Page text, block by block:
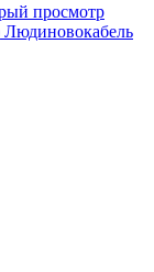
просмотр